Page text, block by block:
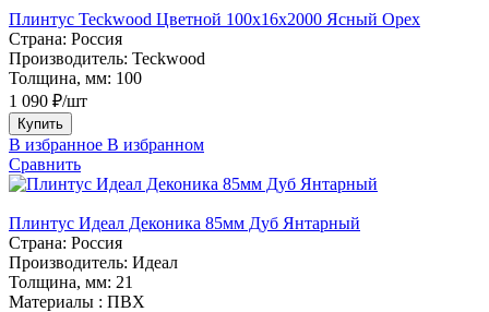
Плинтус Teckwood Цветной 100x16х2000 Ясный Орех
Страна: Россия
Производитель: Teckwood
Толщина, мм: 100
1 090 ₽/шт
Купить
В избранное В избранном
Сравнить
Плинтус Идеал Деконика 85мм Дуб Янтарный
Страна: Россия
Производитель: Идеал
Толщина, мм: 21
Материалы : ПВХ